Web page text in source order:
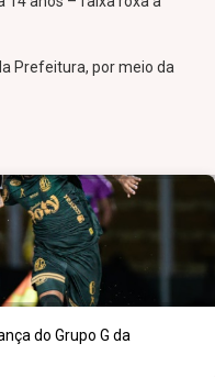
Prefeitura, por meio da
do Grupo G da